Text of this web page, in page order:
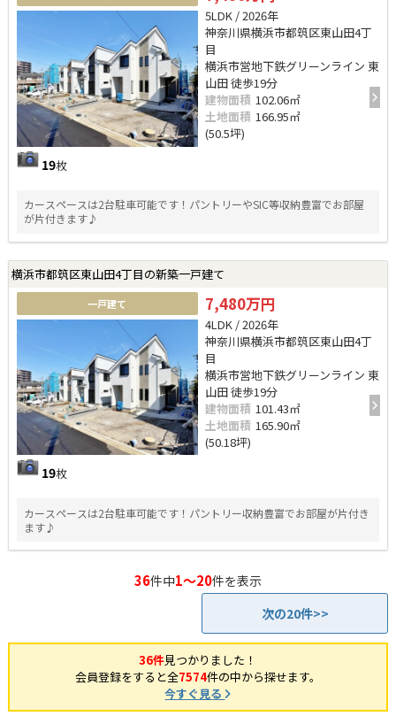
19枚
5LDK / 2026年
神奈川県横浜市都筑区東山田4丁
目
横浜市営地下鉄グリーンライン 東
山田 徒歩19分
建物面積 102.06㎡
土地面積 166.95㎡
(50.5坪)
カースペースは2台駐車可能です！パントリーやSIC等収納豊富でお部屋
が片付きます♪
横浜市都筑区東山田4丁目の新築一戸建て
一戸建て
19枚
7,480万円
4LDK / 2026年
神奈川県横浜市都筑区東山田4丁
目
横浜市営地下鉄グリーンライン 東
山田 徒歩19分
建物面積 101.43㎡
土地面積 165.90㎡
(50.18坪)
カースペースは2台駐車可能です！パントリー収納豊富でお部屋が片付き
ます♪
36件中1～20件を表示
次の20件>>
36件見つかりました！
会員登録をすると全7574件の中から探せます。
今すぐ見る